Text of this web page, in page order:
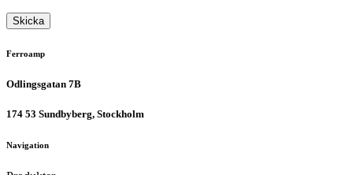
Ferroamp
Odlingsgatan 7B
174 53 Sundbyberg, Stockholm
Navigation